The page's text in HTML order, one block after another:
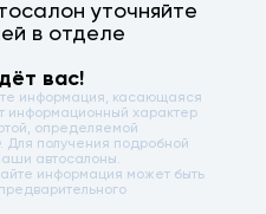
уточняйте
в отделе
вас!
информация, касающаяся
информационный характер
определяемой
Для получения подробной
автосалоны.
информация может быть